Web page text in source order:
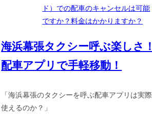
ド）での配車のキャンセルは可能
ですか？料金はかかりますか？
海浜幕張タクシー呼ぶ楽しさ！
配車アプリで手軽移動！
「海浜幕張のタクシーを呼ぶ配車アプリは実際
使えるのか？」